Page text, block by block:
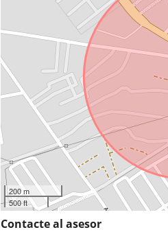
200 m
500 ft
Contacte al asesor